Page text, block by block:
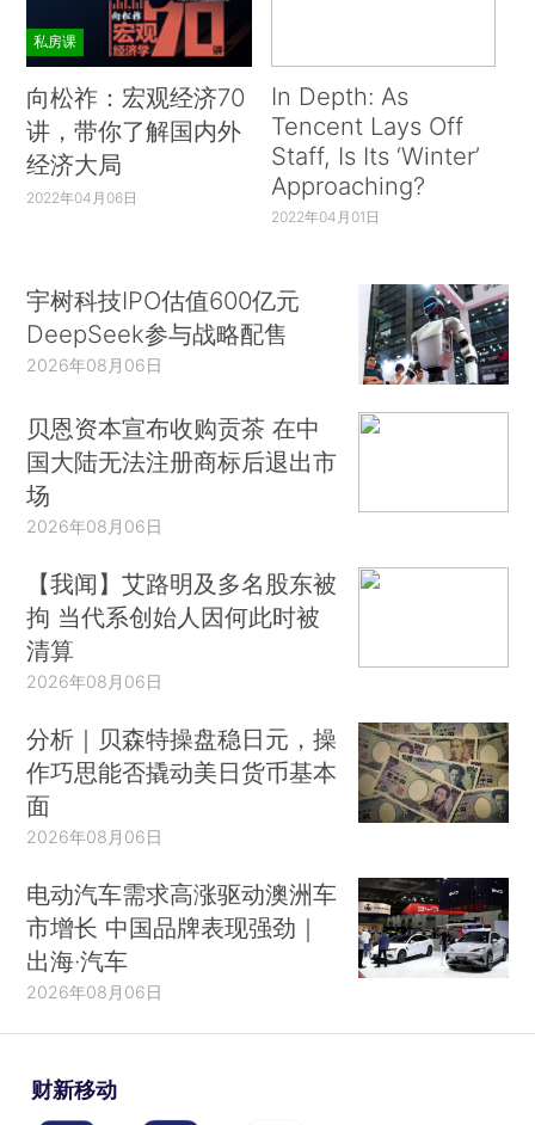
私房课
向松祚：宏观经济70
讲，带你了解国内外
经济大局
2022年04月06日
In Depth: As
Tencent Lays Off
Staff, Is Its ‘Winter’
Approaching?
2022年04月01日
宇树科技IPO估值600亿元
DeepSeek参与战略配售
2026年08月06日
贝恩资本宣布收购贡茶 在中
国大陆无法注册商标后退出市
场
2026年08月06日
【我闻】艾路明及多名股东被
拘 当代系创始人因何此时被
清算
2026年08月06日
分析｜贝森特操盘稳日元，操
作巧思能否撬动美日货币基本
面
2026年08月06日
电动汽车需求高涨驱动澳洲车
市增长 中国品牌表现强劲｜
出海·汽车
2026年08月06日
财新移动